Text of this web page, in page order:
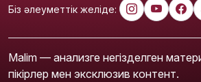
Біз әлеуметтік желіде:
Malim — анализге негізделген
пікірлер мен эксклюзив контент.